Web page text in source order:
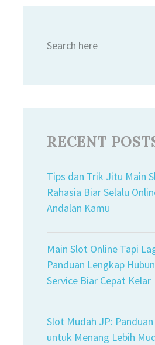
for:
RECENT
Tips dan Trik Jitu Main
Rahasia Biar Selalu
Andalan Kamu
Main Slot Online Tapi
Panduan Lengkap
Service Biar Cepat Kelar
Slot Mudah JP:
untuk Menang Lebih